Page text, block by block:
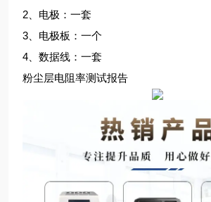
2、电极：一套
3、电极板：一个
4、数据线：一套
粉尘层电阻率测试报告